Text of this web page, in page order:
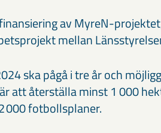
av MyreN-
mellan
ska pågå i tre år och
att återställa minst 1 000
000 fotbollsplaner.